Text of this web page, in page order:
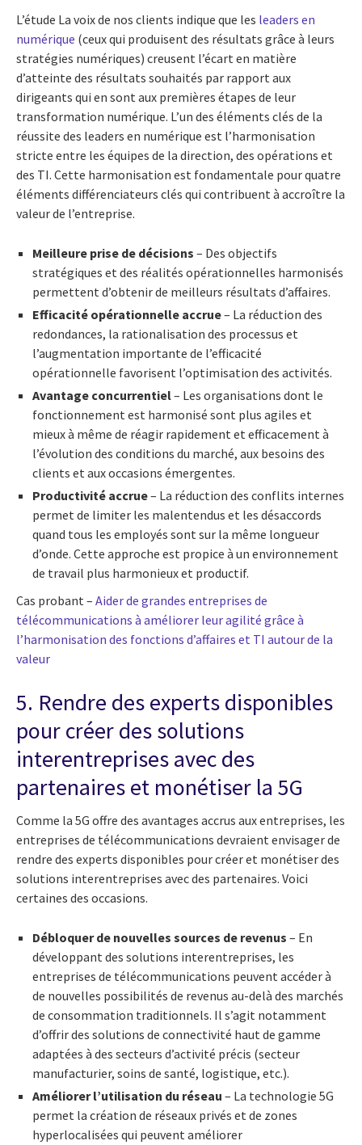
L’étude La voix de nos clients indique que les leaders en
numérique (ceux qui produisent des résultats grâce à leurs
stratégies numériques) creusent l’écart en matière
d’atteinte des résultats souhaités par rapport aux
dirigeants qui en sont aux premières étapes de leur
transformation numérique. L’un des éléments clés de la
réussite des leaders en numérique est l’harmonisation
stricte entre les équipes de la direction, des opérations et
des TI. Cette harmonisation est fondamentale pour quatre
éléments différenciateurs clés qui contribuent à accroître la
valeur de l’entreprise.
Meilleure prise de décisions – Des objectifs
stratégiques et des réalités opérationnelles harmonisés
permettent d’obtenir de meilleurs résultats d’affaires.
Efficacité opérationnelle accrue– La réduction des
redondances, la rationalisation des processus et
l’augmentation importante de l’efficacité
opérationnelle favorisent l’optimisation des activités.
Avantage concurrentiel– Les organisations dont le
fonctionnement est harmonisé sont plus agiles et
mieux à même de réagir rapidement et efficacement à
l’évolution des conditions du marché, aux besoins des
clients et aux occasions émergentes.
Productivité accrue– La réduction des conflits internes
permet de limiter les malentendus et les désaccords
quand tous les employés sont sur la même longueur
d’onde. Cette approche est propice à un environnement
de travail plus harmonieux et productif.
Cas probant – Aider de grandes entreprises de
télécommunications à améliorer leur agilité grâce à
l’harmonisation des fonctions d’affaires et TI autour de la
valeur
5. Rendre des experts disponibles
pour créer des solutions
interentreprises avec des
partenaires et monétiser la 5G
Comme la 5G offre des avantages accrus aux entreprises, les
entreprises de télécommunications devraient envisager de
rendre des experts disponibles pour créer et monétiser des
solutions interentreprises avec des partenaires. Voici
certaines des occasions.
Débloquer de nouvelles sources de revenus – En
développant des solutions interentreprises, les
entreprises de télécommunications peuvent accéder à
de nouvelles possibilités de revenus au-delà des marchés
de consommation traditionnels. Il s’agit notamment
d’offrir des solutions de connectivité haut de gamme
adaptées à des secteurs d’activité précis (secteur
manufacturier, soins de santé, logistique, etc.).
Améliorer l’utilisation du réseau – La technologie 5G
permet la création de réseaux privés et de zones
hyperlocalisées qui peuvent améliorer